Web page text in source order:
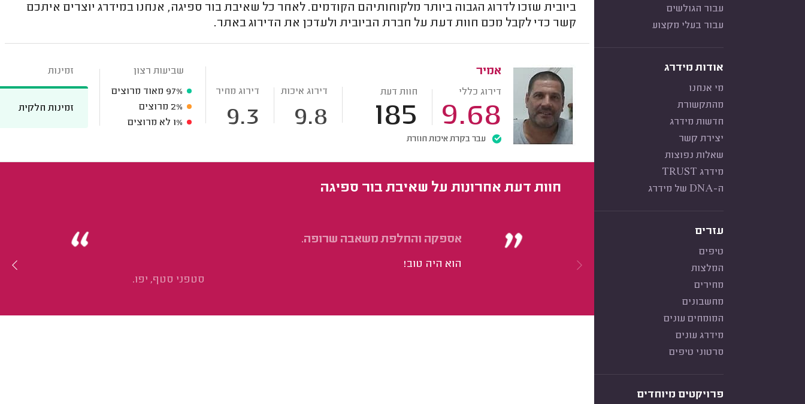
עבור הגולשים
עבור בעלי מקצוע
אודות מידרג
מי אנחנו
מהתקשורת
חדשות מידרג
יצירת קשר
שאלות נפוצות
מידרג TRUST
ה-DNA של מידרג
עזרים
טיפים
המלצות
מחירים
מחשבונים
המומחים עונים
מידרג עונים
סרטוני טיפים
פרויקטים מיוחדים
ביובית שזכו לדרוג הגבוה ביותר מלקוחותיהם הקודמים. לאחר כל שאיבת בור ספיגה, אנחנו במידרג יוצרים איתכם
קשר כדי לקבל מכם חוות דעת על חברת הביובית ולעדכן את הדירוג באתר.
אמיר
דירוג כללי
9.68
חוות דעת
185
דירוג איכות
9.8
דירוג מחיר
9.3
עבר בקרת איכות חוזרת
שביעות רצון
97% מאוד מרוצים
2% מרוצים
1% לא מרוצים
זמינות
זמינות חלקית
חוות דעת אחרונות על שאיבת בור ספיגה
אספקה והחלפת משאבה שרופה.
הוא היה טוב!
סטפני סטף, יפו.